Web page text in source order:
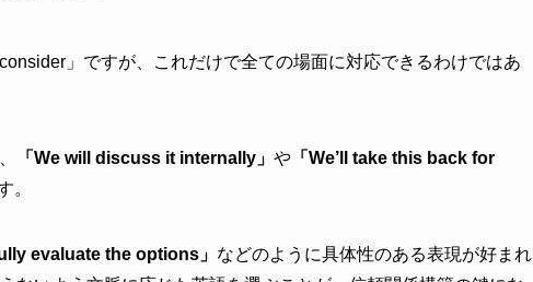
」ですが、これだけで全ての場面に対応できるわけではあ
「We will discuss it internally」 や 「We’ll take this back for
。
evaluate the options」 などのように具体性のある表現が好まれ